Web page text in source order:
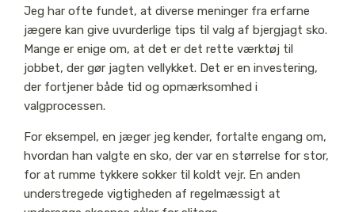
Jeg har ofte fundet, at diverse meninger fra erfarne
jægere kan give uvurderlige tips til valg af bjergjagt sko.
Mange er enige om, at det er det rette værktøj til
jobbet, der gør jagten vellykket. Det er en investering,
der fortjener både tid og opmærksomhed i
valgprocessen.
For eksempel, en jæger jeg kender, fortalte engang om,
hvordan han valgte en sko, der var en størrelse for stor,
for at rumme tykkere sokker til koldt vejr. En anden
understregede vigtigheden af regelmæssigt at